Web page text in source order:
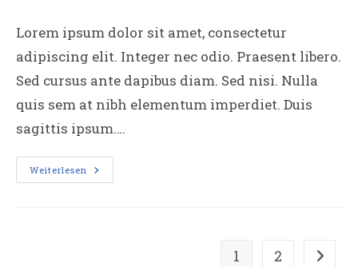
Lorem ipsum dolor sit amet, consectetur
adipiscing elit. Integer nec odio. Praesent libero.
Sed cursus ante dapibus diam. Sed nisi. Nulla
quis sem at nibh elementum imperdiet. Duis
sagittis ipsum.…
Weiterlesen Duis
Sagitis
1 2 Gehe